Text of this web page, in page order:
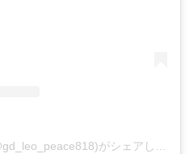
松本怜生 Leo Matsumoto(@gd_leo_peace818)がシェアした投稿